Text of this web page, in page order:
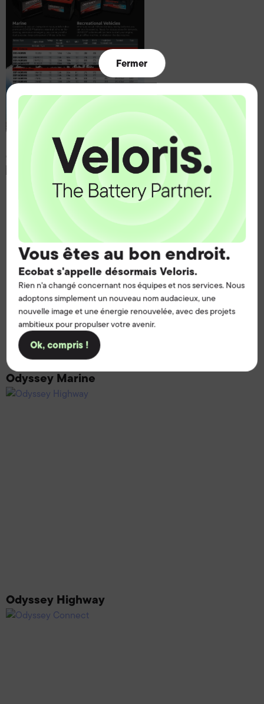
Fermer
Vous êtes au bon endroit.
Ecobat s'appelle désormais Veloris.
Rien n'a changé concernant nos équipes et nos services. Nous
adoptons simplement un nouveau nom audacieux, une
nouvelle image et une énergie renouvelée, avec des projets
ambitieux pour propulser votre avenir.
Ok, compris !
Odyssey Marine RV
Odyssey Marine
Odyssey Highway